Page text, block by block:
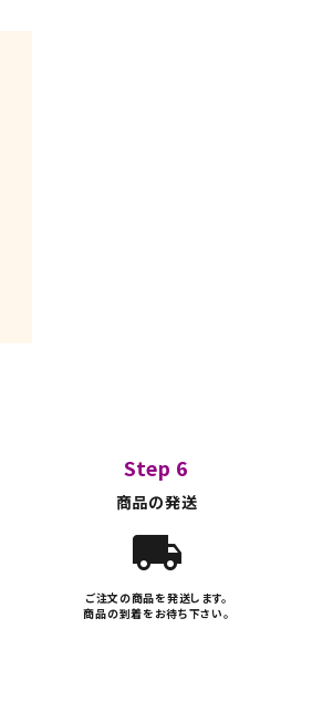
Step 6
商品の発送
local_shipping
ご注文の商品を発送します。
商品の到着をお待ち下さい。